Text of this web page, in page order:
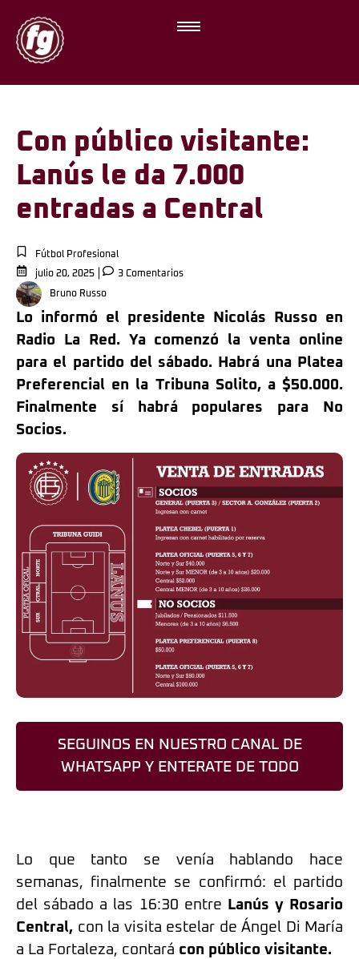
Con público visitante:
Lanús le da 7.000
entradas a Central
Fútbol Profesional
julio 20, 2025
3 Comentarios
Bruno Russo
Lo informó el presidente Nicolás Russo en
Radio La Red. Ya comenzó la venta online
para el partido del sábado. Habrá una Platea
Preferencial en la Tribuna Solito, a $50.000.
Finalmente sí habrá populares para No
Socios.
SEGUINOS EN NUESTRO CANAL DE
WHATSAPP Y ENTERATE DE TODO
Lo que tanto se venía hablando hace
semanas, finalmente se confirmó: el partido
del sábado a las 16:30 entre
Lanús y Rosario
Central, con la visita estelar de Ángel Di María
a La Fortaleza, contará con público visitante.